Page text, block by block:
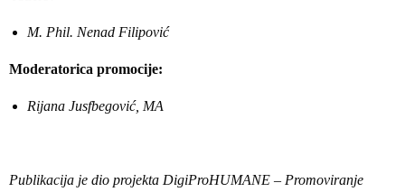
M. Phil. Nenad Filipović
Moderatorica promocije:
Rijana Jusfbegović, MA
Publikacija je dio projekta DigiProHUMANE – Promoviranje